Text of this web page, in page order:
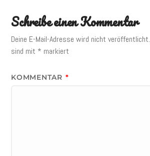
Schreibe einen Kommentar
Deine E-Mail-Adresse wird nicht veröffentlicht.
sind mit * markiert
KOMMENTAR *